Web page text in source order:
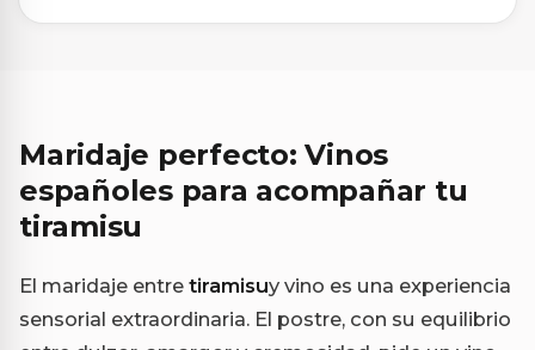
Maridaje perfecto: Vinos
españoles para acompañar tu
tiramisu
El maridaje entre tiramisuy vino es una experiencia
sensorial extraordinaria. El postre, con su equilibrio